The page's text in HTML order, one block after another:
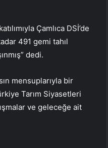
Çamlıca DSİ’de
491 gemi tahıl
dedi.
mensuplarıyla bir
Tarım Siyasetleri
ve geleceğe ait